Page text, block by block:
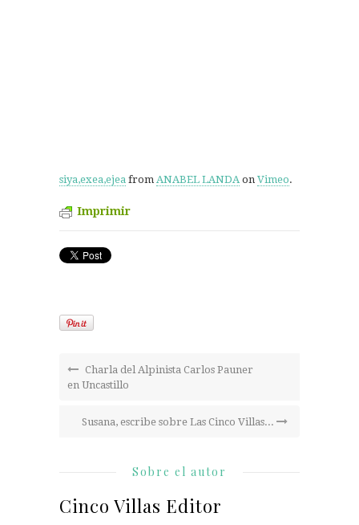
siya,exea,ejea from ANABEL LANDA on Vimeo.
Imprimir
Charla del Alpinista Carlos Pauner
en Uncastillo
Susana, escribe sobre Las Cinco Villas...
Sobre el autor
Cinco Villas Editor